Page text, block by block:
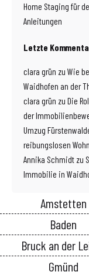
Home Staging für
Anleitungen
Letzte
clara grün zu Wie
Waidhofen an der
clara grün zu Die
der
Umzug
reibungslosen
Annika Schmidt zu
Immobilie in
Amstetten
Baden
Bruck an der
Gmünd